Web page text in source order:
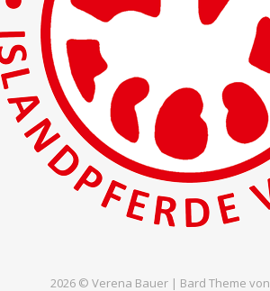
2026 © Verena Bauer | Bard Theme von